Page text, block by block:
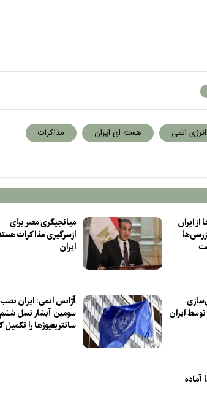
اتمی هسته ای ایران
مذاکرات
ایران
میانجیگری مصر برای
ازسرگیری مذاکرات
ایران
توسط ایران
آژانس اتمی: ایران نصب
سومین آبشار نسل ششم
سانتریفیوژ‌ها را تکمیل
آماده